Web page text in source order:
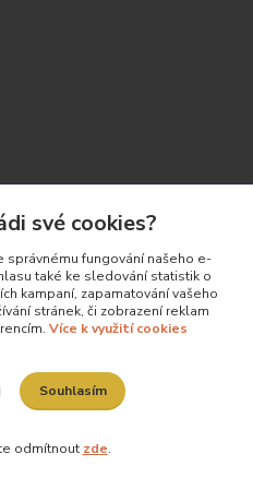
Eshop-rychle.cz
své cookies?
správnému fungování našeho e-
také ke sledování statistik o
kampaní, zapamatování vašeho
stránek, či zobrazení reklam
Více k využití cookies
Souhlasím
odmítnout zde.